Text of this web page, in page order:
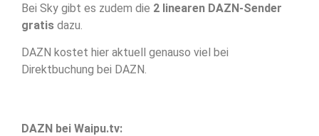
Bei Sky gibt es zudem die 2 linearen DAZN-Sender
gratis dazu.
DAZN kostet hier aktuell genauso viel bei
Direktbuchung bei DAZN.
DAZN bei Waipu.tv: